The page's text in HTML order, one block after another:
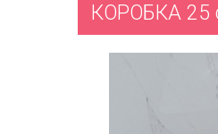
КОРОБКА 25